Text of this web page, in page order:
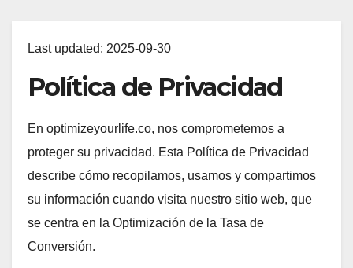
Last updated: 2025-09-30
Política de Privacidad
En optimizeyourlife.co, nos comprometemos a
proteger su privacidad. Esta Política de Privacidad
describe cómo recopilamos, usamos y compartimos
su información cuando visita nuestro sitio web, que
se centra en la Optimización de la Tasa de
Conversión.